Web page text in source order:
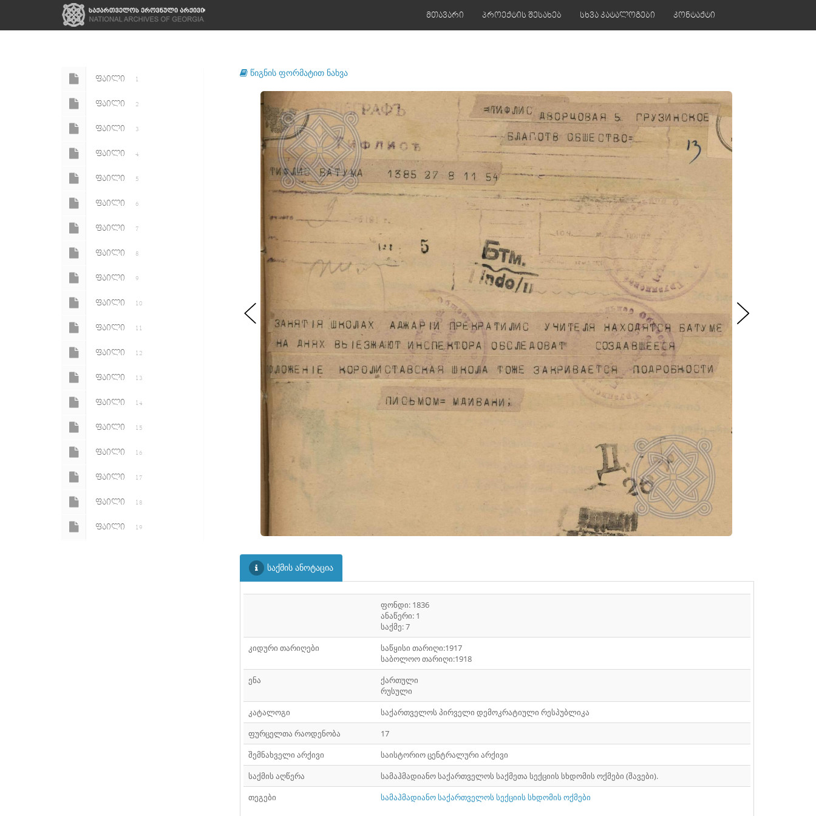
მთავარი პროექტის შესახებ სხვა კატალოგები კონტაქტი
ᲤᲐᲘᲚᲘ 1
ᲤᲐᲘᲚᲘ 2
ᲤᲐᲘᲚᲘ 3
ᲤᲐᲘᲚᲘ 4
ᲤᲐᲘᲚᲘ 5
ᲤᲐᲘᲚᲘ 6
ᲤᲐᲘᲚᲘ 7
ᲤᲐᲘᲚᲘ 8
ᲤᲐᲘᲚᲘ 9
ᲤᲐᲘᲚᲘ 10
ᲤᲐᲘᲚᲘ 11
ᲤᲐᲘᲚᲘ 12
ᲤᲐᲘᲚᲘ 13
ᲤᲐᲘᲚᲘ 14
ᲤᲐᲘᲚᲘ 15
ᲤᲐᲘᲚᲘ 16
ᲤᲐᲘᲚᲘ 17
ᲤᲐᲘᲚᲘ 18
ᲤᲐᲘᲚᲘ 19
წიგნის ფორმატით ნახვა
საქმის ანოტაცია
ფონდი: 1836
ანაწერი: 1
საქმე: 7
კიდური თარიღები
საწყისი თარიღი:1917
საბოლოო თარიღი:1918
ენა
ქართული
რუსული
კატალოგი
საქართველოს პირველი დემოკრატიული რესპუბლიკა
ფურცელთა რაოდენობა
17
შემნახველი არქივი
საისტორიო ცენტრალური არქივი
საქმის აღწერა
სამაჰმადიანო საქართველოს საქმეთა სექციის სხდომის ოქმები (შავები).
თეგები
სამაჰმადიანო საქართველოს სექციის სხდომის ოქმები